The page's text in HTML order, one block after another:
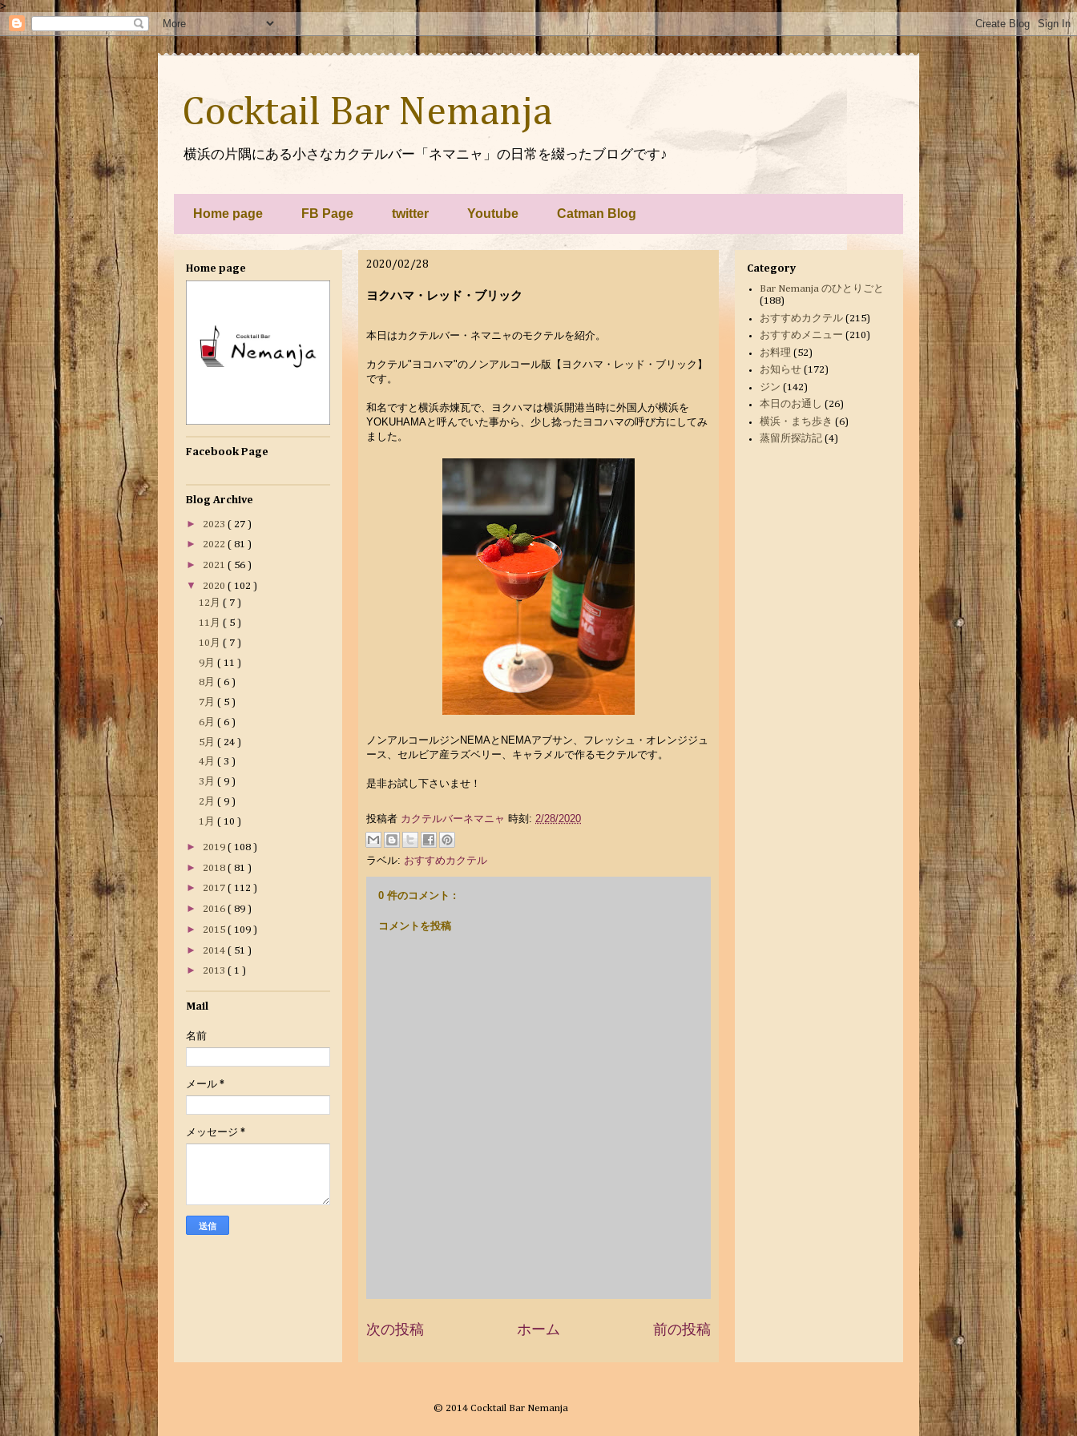
>
Cocktail Bar Nemanja
横浜の片隅にある小さなカクテルバー「ネマニャ」の日常を綴ったブログです♪
Home page FB Page twitter Youtube Catman Blog
2020/02/28
ヨクハマ・レッド・ブリック
本日はカクテルバー・ネマニャのモクテルを紹介。
カクテル"ヨコハマ"のノンアルコール版【ヨクハマ・レッド・ブリック】
です。
和名ですと横浜赤煉瓦で、ヨクハマは横浜開港当時に外国人が横浜を
YOKUHAMAと呼んでいた事から、少し捻ったヨコハマの呼び方にしてみ
ました。
ノンアルコールジンNEMAとNEMAアブサン、フレッシュ・オレンジジュ
ース、セルビア産ラズベリー、キャラメルで作るモクテルです。
是非お試し下さいませ！
投稿者 カクテルバーネマニャ 時刻: 2/28/2020
ラベル: おすすめカクテル
0 件のコメント :
コメントを投稿
次の投稿 前の投稿
ホーム
Home page
Facebook Page
Blog Archive
► 2023 ( 27 )
► 2022 ( 81 )
► 2021 ( 56 )
▼ 2020 ( 102 )
12月 ( 7 )
11月 ( 5 )
10月 ( 7 )
9月 ( 11 )
8月 ( 6 )
7月 ( 5 )
6月 ( 6 )
5月 ( 24 )
4月 ( 3 )
3月 ( 9 )
2月 ( 9 )
1月 ( 10 )
► 2019 ( 108 )
► 2018 ( 81 )
► 2017 ( 112 )
► 2016 ( 89 )
► 2015 ( 109 )
► 2014 ( 51 )
► 2013 ( 1 )
Mail
名前
メール *
メッセージ *
Category
Bar Nemanja のひとりごと
(188)
おすすめカクテル (215)
おすすめメニュー (210)
お料理 (52)
お知らせ (172)
ジン (142)
本日のお通し (26)
横浜・まち歩き (6)
蒸留所探訪記 (4)
© 2014 Cocktail Bar Nemanja